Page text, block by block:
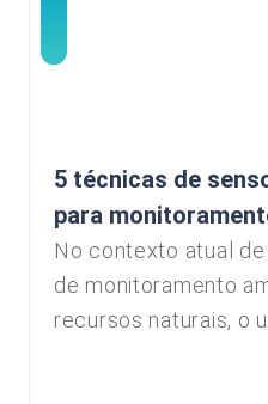
5 técnicas de
para
No contexto atual
de monitoramento
recursos naturais, o